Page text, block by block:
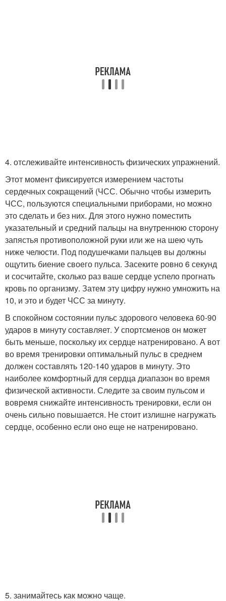
4. отслеживайте интенсивность физических упражнений.
Этот момент фиксируется измерением частоты
сердечных сокращений (ЧСС. Обычно чтобы измерить
ЧСС, пользуются специальными приборами, но можно
это сделать и без них. Для этого нужно поместить
указательный и средний пальцы на внутреннюю сторону
запястья противоположной руки или же на шею чуть
ниже челюсти. Под подушечками пальцев вы должны
ощутить биение своего пульса. Засеките ровно 6 секунд
и сосчитайте, сколько раз ваше сердце успело прогнать
кровь по организму. Затем эту цифру нужно умножить на
10, и это и будет ЧСС за минуту.
В спокойном состоянии пульс здорового человека 60-90
ударов в минуту составляет. У спортсменов он может
быть меньше, поскольку их сердце натренировано. А вот
во время тренировки оптимальный пульс в среднем
должен составлять 120-140 ударов в минуту. Это
наиболее комфортный для сердца диапазон во время
физической активности. Следите за своим пульсом и
вовремя снижайте интенсивность тренировки, если он
очень сильно повышается. Не стоит излишне нагружать
сердце, особенно если оно еще не натренировано.
5. занимайтесь как можно чаще.